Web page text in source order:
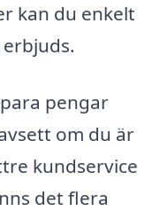
kan du enkelt
pengar
om du är
kundservice
det flera